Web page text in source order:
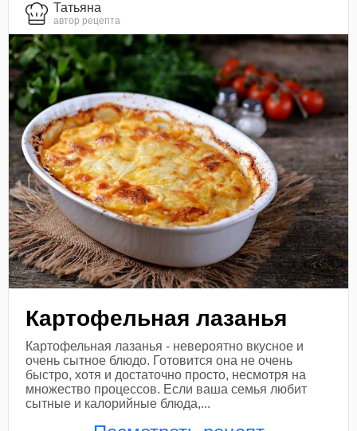
Татьяна
автор рецепта
Картофельная лазанья
Картофельная лазанья - невероятно вкусное и
очень сытное блюдо. Готовится она не очень
быстро, хотя и достаточно просто, несмотря на
множество процессов. Если ваша семья любит
сытные и калорийные блюда,...